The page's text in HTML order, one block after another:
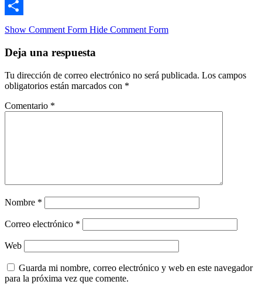
Email
Compartir
Show Comment Form Hide Comment Form
Deja una respuesta
Tu dirección de correo electrónico no será publicada. Los campos
obligatorios están marcados con *
Comentario *
Nombre *
Correo electrónico *
Web
Guarda mi nombre, correo electrónico y web en este navegador
para la próxima vez que comente.